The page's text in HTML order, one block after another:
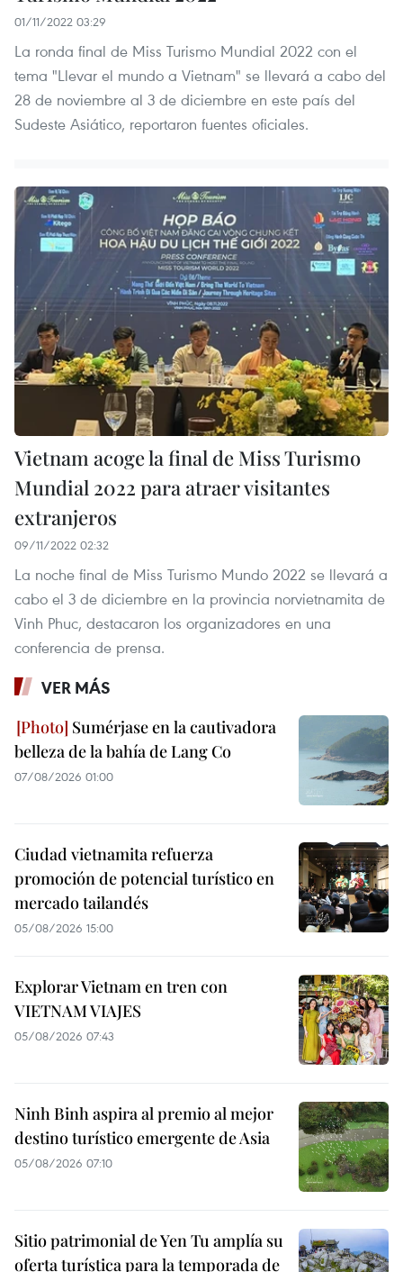
01/11/2022 03:29
La ronda final de Miss Turismo Mundial 2022 con el
tema "Llevar el mundo a Vietnam" se llevará a cabo del
28 de noviembre al 3 de diciembre en este país del
Sudeste Asiático, reportaron fuentes oficiales.
Vietnam acoge la final de Miss Turismo
Mundial 2022 para atraer visitantes
extranjeros
09/11/2022 02:32
La noche final de Miss Turismo Mundo 2022 se llevará a
cabo el 3 de diciembre en la provincia norvietnamita de
Vinh Phuc, destacaron los organizadores en una
conferencia de prensa.
VER MÁS
Sumérjase en la cautivadora
belleza de la bahía de Lang Co
07/08/2026 01:00
Ciudad vietnamita refuerza
promoción de potencial turístico en
mercado tailandés
05/08/2026 15:00
Explorar Vietnam en tren con
VIETNAM VIAJES
05/08/2026 07:43
Ninh Binh aspira al premio al mejor
destino turístico emergente de Asia
05/08/2026 07:10
Sitio patrimonial de Yen Tu amplía su
oferta turística para la temporada de